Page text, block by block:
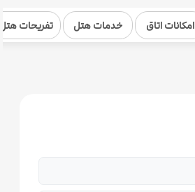
امکانات اتاق خدمات هتل تفریحات